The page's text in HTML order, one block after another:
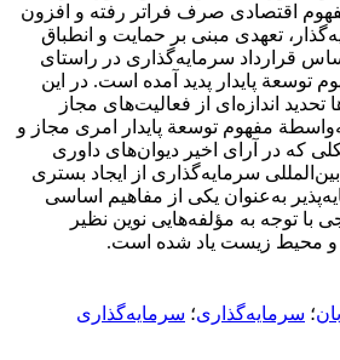
اقتصادی صرف فراتر رفته و افزون
تعهدی مبنی بر حمایت و انطباق
قرارداد سرمایه‌گذاری در راستای
توسعة پایدار پدید آمده است. در این
اندازه‌ای از فعالیت‌های مجاز
مفهوم توسعة پایدار امری مجاز و
که در آرای اخیر دیوان‌های داوری
سرمایه‌گذاری از ایجاد بستری
به‌عنوان یکی از مفاهیم اساسی
با توجه به مؤلفه‌هایی نوین نظیر
و محیط زیست یاد شده است.
؛ سرمایه‌گذاری؛ سرمایه‌گذاری